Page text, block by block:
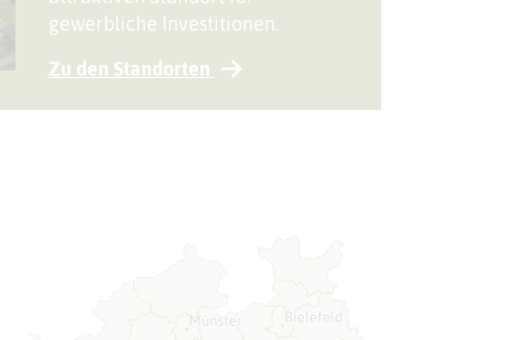
gewerbliche Investitionen.
Zu den Standorten